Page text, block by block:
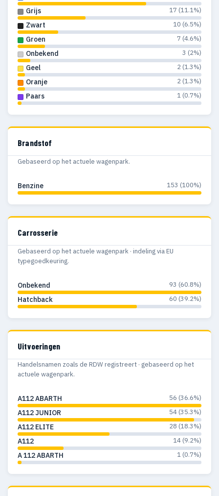
Grijs 17 (11.1%)
Zwart 10 (6.5%)
Groen 7 (4.6%)
Onbekend 3 (2%)
Geel 2 (1.3%)
Oranje 2 (1.3%)
Paars 1 (0.7%)
Brandstof
Gebaseerd op het actuele wagenpark.
Benzine 153 (100%)
Carrosserie
Gebaseerd op het actuele wagenpark · indeling via EU
typegoedkeuring.
Onbekend 93 (60.8%)
Hatchback 60 (39.2%)
Uitvoeringen
Handelsnamen zoals de RDW registreert · gebaseerd op het
actuele wagenpark.
A112 ABARTH 56 (36.6%)
A112 JUNIOR 54 (35.3%)
A112 ELITE 28 (18.3%)
A112 14 (9.2%)
A 112 ABARTH 1 (0.7%)